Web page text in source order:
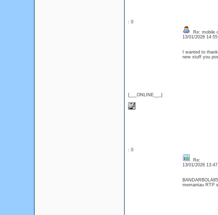
: 0
{___ONLINE___}
Re: mobile
13/01/2026
I wanted to
new stuff you
: 0
Re:
13/01/2026
memantau RTP